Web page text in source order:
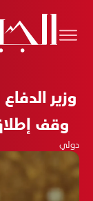
وزير
وقف
دولي